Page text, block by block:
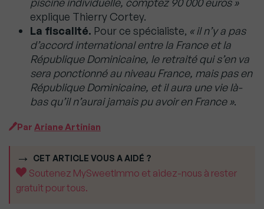
explique Thierry Cortey.
La fiscalité. Pour ce spécialiste, « il n’y a pas
d’accord international entre la France et la
République Dominicaine, le retraité qui s’en va
sera ponctionné au niveau France, mais pas en
République Dominicaine, et il aura une vie là-
bas qu’il n’aurai jamais pu avoir en France ».
Par Ariane Artinian
CET ARTICLE VOUS A AIDÉ ?
Soutenez MySweetImmo et aidez-nous à rester
gratuit pour tous.